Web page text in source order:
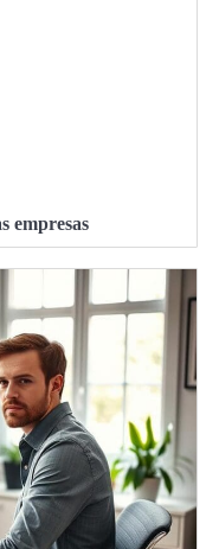
empresas